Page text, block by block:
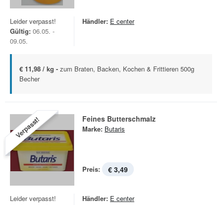
Leider verpasst!
Gültig: 06.05. -
09.05.
Händler: E center
€ 11,98 / kg - zum Braten, Backen, Kochen & Frittieren 500g
Becher
Verpasst! Feines Butterschmalz
Marke: Butaris
Preis: € 3,49
Leider verpasst!
Händler: E center